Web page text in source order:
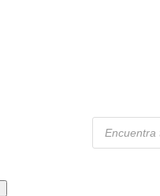
Products
search